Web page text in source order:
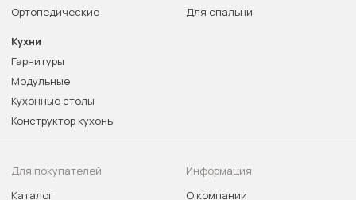
Ортопедические
Для спальни
Кухни
Гарнитуры
Модульные
Кухонные столы
Конструктор кухонь
Для покупателей
Каталог
Информация
О компании